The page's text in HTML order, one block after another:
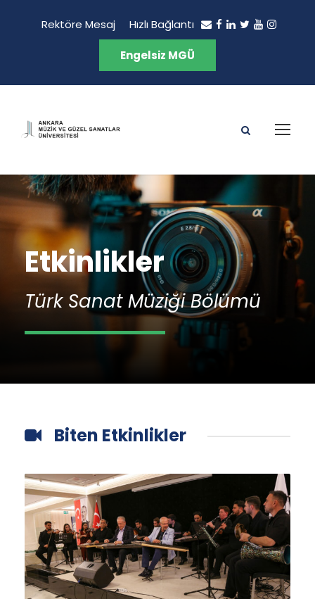
Rektöre Mesaj Hızlı Bağlantı
Engelsiz MGÜ
Etkinlikler
Türk Sanat Müziği Bölümü
Biten Etkinlikler